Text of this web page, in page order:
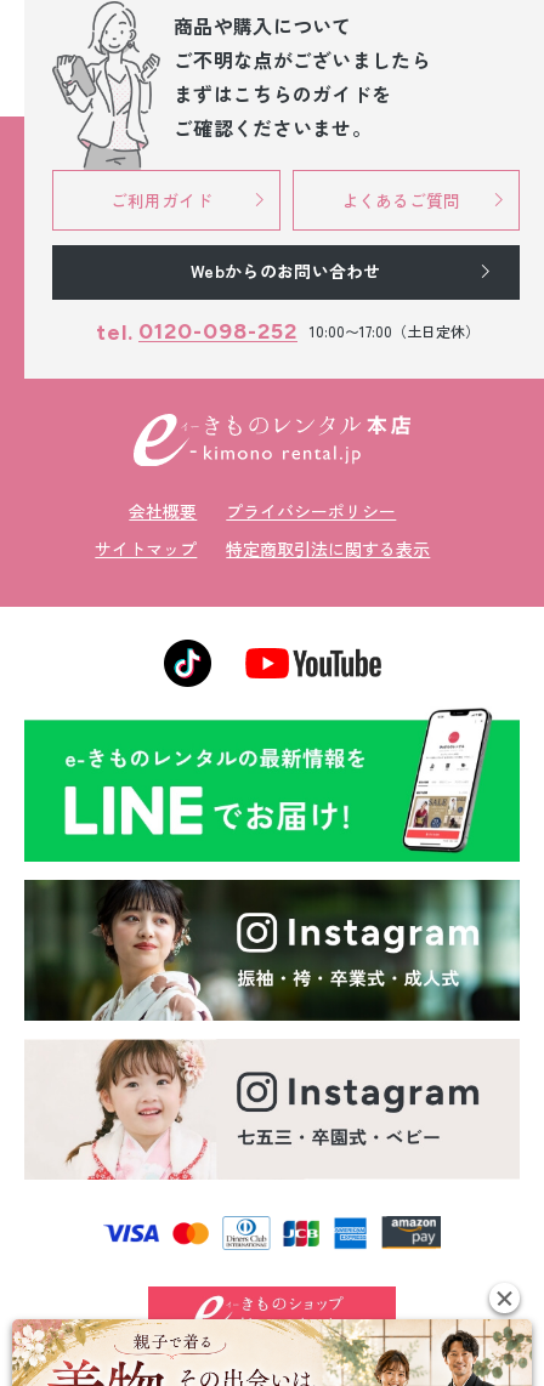
商品や購入について
ご不明な点がございましたら
まずはこちらのガイドを
ご確認くださいませ。
ご利用ガイド よくあるご質問
Webからのお問い合わせ
tel. 0120-098-252 10:00〜17:00（土日定休）
会社概要
プライバシーポリシー
サイトマップ
特定商取引法に関する表示